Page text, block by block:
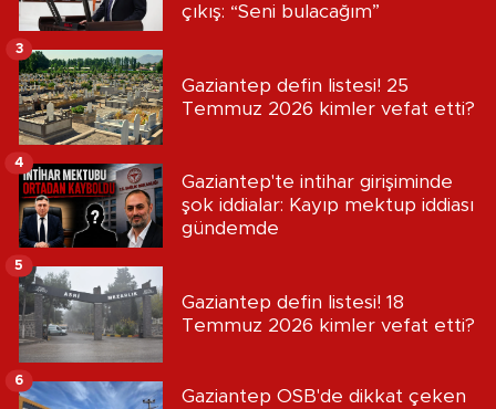
çıkış: “Seni bulacağım”
Gaziantep defin listesi! 25
Temmuz 2026 kimler vefat etti?
3
Gaziantep'te intihar girişiminde
şok iddialar: Kayıp mektup iddiası
gündemde
4
Gaziantep defin listesi! 18
Temmuz 2026 kimler vefat etti?
5
Gaziantep OSB'de dikkat çeken
6